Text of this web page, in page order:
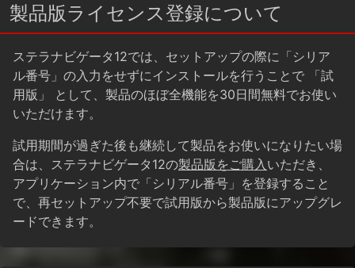
製品版ライセンス登録について
ステラナビゲータ12では、セットアップの際に「シリア
ル番号」の入力をせずにインストールを行うことで
「試
用版」
として、製品のほぼ全機能を30日間無料でお使い
いただけます。
試用期間が過ぎた後も継続して製品をお使いになりたい場
合は、ステラナビゲータ12の製品版をご購入 いただき、
アプリケーション内で「シリアル番号」を登録すること
で、再セットアップ不要で試用版から製品版にアップグレ
ードできます。